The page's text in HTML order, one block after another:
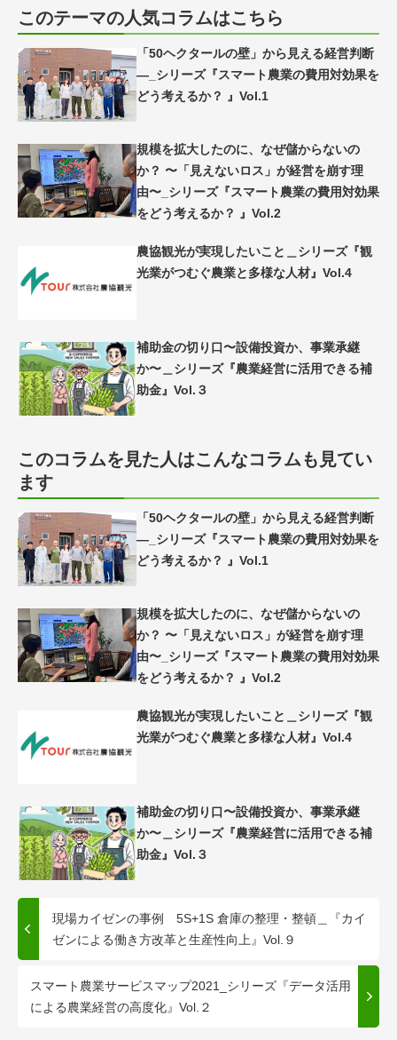
このテーマの人気コラムはこちら
「50ヘクタールの壁」から見える経営判断
―_シリーズ『スマート農業の費用対効果を
どう考えるか？ 』Vol.1
規模を拡大したのに、なぜ儲からないの
か？ 〜「見えないロス」が経営を崩す理
由〜_シリーズ『スマート農業の費用対効果
をどう考えるか？ 』Vol.2
農協観光が実現したいこと＿シリーズ『観
光業がつむぐ農業と多様な人材』Vol.4
補助金の切り口〜設備投資か、事業承継
か〜＿シリーズ『農業経営に活用できる補
助金』Vol.３
このコラムを見た人はこんなコラムも見てい
ます
「50ヘクタールの壁」から見える経営判断
―_シリーズ『スマート農業の費用対効果を
どう考えるか？ 』Vol.1
規模を拡大したのに、なぜ儲からないの
か？ 〜「見えないロス」が経営を崩す理
由〜_シリーズ『スマート農業の費用対効果
をどう考えるか？ 』Vol.2
農協観光が実現したいこと＿シリーズ『観
光業がつむぐ農業と多様な人材』Vol.4
補助金の切り口〜設備投資か、事業承継
か〜＿シリーズ『農業経営に活用できる補
助金』Vol.３
現場カイゼンの事例 5S+1S 倉庫の整理・整頓＿『カイ
ゼンによる働き方改革と生産性向上』Vol.９
スマート農業サービスマップ2021_シリーズ『データ活用
による農業経営の高度化』Vol.２